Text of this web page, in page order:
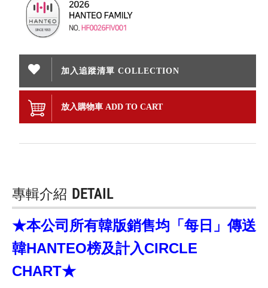
加入追蹤清單 COLLECTION
放入購物車 ADD TO CART
專輯介紹 DETAIL
★本公司所有韓版銷售均「每日」傳送
韓HANTEO榜及計入CIRCLE
CHART★